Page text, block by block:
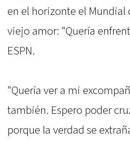
en el horizonte el Mundial
viejo amor: "Quería
ESPN.
"Quería ver a mi
también. Espero poder
porque la verdad se